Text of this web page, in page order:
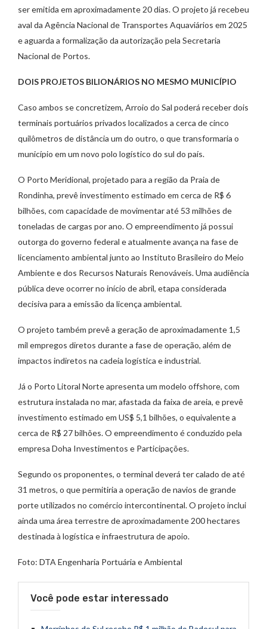
ser emitida em aproximadamente 20 dias. O projeto já recebeu
aval da Agência Nacional de Transportes Aquaviários em 2025
e aguarda a formalização da autorização pela Secretaria
Nacional de Portos.
DOIS PROJETOS BILIONÁRIOS NO MESMO MUNICÍPIO
Caso ambos se concretizem, Arroio do Sal poderá receber dois
terminais portuários privados localizados a cerca de cinco
quilômetros de distância um do outro, o que transformaria o
município em um novo polo logístico do sul do país.
O Porto Meridional, projetado para a região da Praia de
Rondinha, prevê investimento estimado em cerca de R$ 6
bilhões, com capacidade de movimentar até 53 milhões de
toneladas de cargas por ano. O empreendimento já possui
outorga do governo federal e atualmente avança na fase de
licenciamento ambiental junto ao Instituto Brasileiro do Meio
Ambiente e dos Recursos Naturais Renováveis. Uma audiência
pública deve ocorrer no início de abril, etapa considerada
decisiva para a emissão da licença ambiental.
O projeto também prevê a geração de aproximadamente 1,5
mil empregos diretos durante a fase de operação, além de
impactos indiretos na cadeia logística e industrial.
Já o Porto Litoral Norte apresenta um modelo offshore, com
estrutura instalada no mar, afastada da faixa de areia, e prevê
investimento estimado em US$ 5,1 bilhões, o equivalente a
cerca de R$ 27 bilhões. O empreendimento é conduzido pela
empresa Doha Investimentos e Participações.
Segundo os proponentes, o terminal deverá ter calado de até
31 metros, o que permitiria a operação de navios de grande
porte utilizados no comércio intercontinental. O projeto inclui
ainda uma área terrestre de aproximadamente 200 hectares
destinada à logística e infraestrutura de apoio.
Foto: DTA Engenharia Portuária e Ambiental
Você pode estar interessado